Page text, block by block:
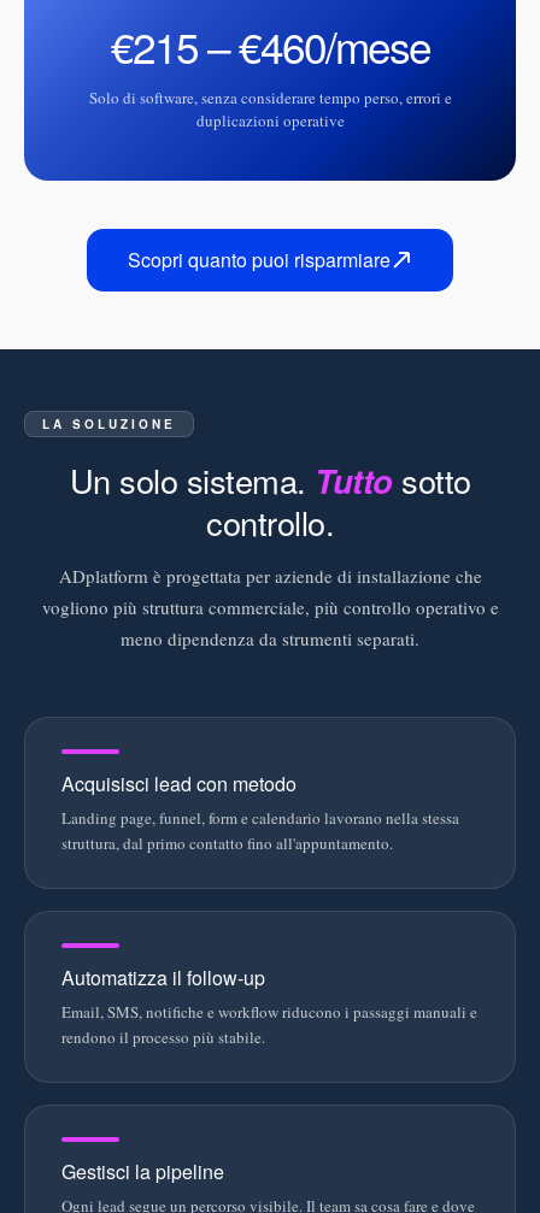
€215 – €460/mese
Solo di software, senza considerare tempo perso, errori e
duplicazioni operative
Scopri quanto puoi risparmiare
LA SOLUZIONE
Un solo sistema. Tutto sotto
controllo.
ADplatform è progettata per aziende di installazione che
vogliono più struttura commerciale, più controllo operativo e
meno dipendenza da strumenti separati.
Acquisisci lead con metodo
Landing page, funnel, form e calendario lavorano nella stessa
struttura, dal primo contatto fino all'appuntamento.
Automatizza il follow-up
Email, SMS, notifiche e workflow riducono i passaggi manuali e
rendono il processo più stabile.
Gestisci la pipeline
Ogni lead segue un percorso visibile. Il team sa cosa fare e dove